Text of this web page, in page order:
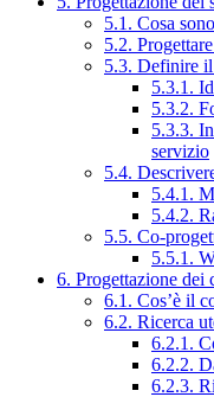
5.1. Cosa
5.2.
5.3. Definire
5.3.1.
5.3.2.
5.3.3.
servizio
5.4.
5.4.1.
5.4.2.
5.5. Co-
5.5.1.
6. Progettazione dei
6.1. Cos’è il
6.2. Ricerca
6.2.1.
6.2.2.
6.2.3.